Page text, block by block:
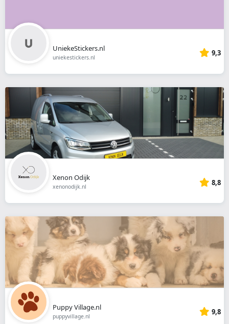
UniekeStickers.nl
uniekestickers.nl 9,3
Xenon Odijk
xenonodijk.nl 8,8
Puppy Village.nl
puppyvillage.nl 9,8